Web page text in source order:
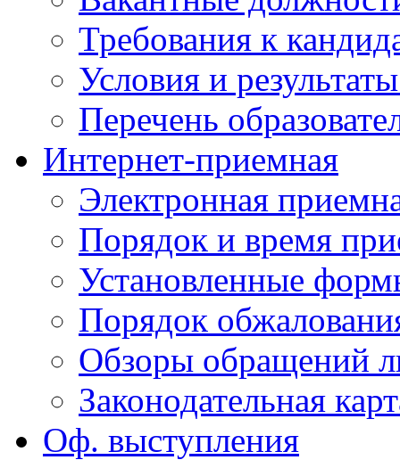
Требования к
Условия и
Перечень
Интернет-приемная
Электронная
Порядок и время
Установленные
Порядок
Обзоры обращений
Законодательная
Оф. выступления